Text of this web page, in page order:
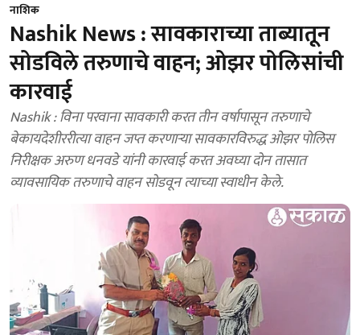
नाशिक
Nashik News : सावकाराच्या ताब्यातून
सोडविले तरुणाचे वाहन; ओझर पोलिसांची
कारवाई
Nashik : विना परवाना सावकारी करत तीन वर्षापासून तरुणाचे
बेकायदेशीररीत्या वाहन जप्त करणाऱ्या सावकारविरुद्ध ओझर पोलिस
निरीक्षक अरुण धनवडे यांनी कारवाई करत अवघ्या दोन तासात
व्यावसायिक तरुणाचे वाहन सोडवून त्याच्या स्वाधीन केले.